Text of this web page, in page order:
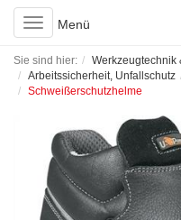
Toggle
navigation
Menü
Sie sind hier:
Werkzeugtechnik
Arbeitssicherheit, Unfallschutz
Schweißerschutzhelme